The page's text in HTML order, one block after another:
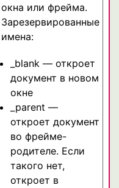
окна или фрейма.
Зарезервированные
имена:
_blank — откроет
документ в новом
окне
_parent —
откроет документ
во фрейме-
родителе. Если
такого нет,
откроет в